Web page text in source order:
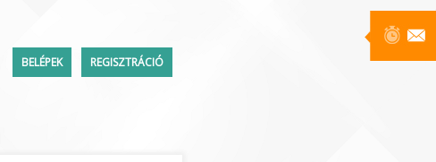
BELÉPEK REGISZTRÁCIÓ